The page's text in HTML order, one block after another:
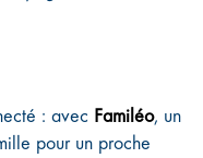
: avec Familéo, un
pour un proche